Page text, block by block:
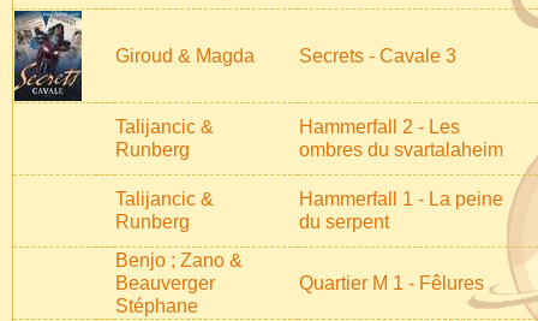
Giroud & Magda Secrets - Cavale 3
Talijancic &
Runberg
Hammerfall 2 - Les
ombres du svartalaheim
Talijancic &
Runberg
Hammerfall 1 - La peine
du serpent
Benjo ; Zano &
Beauverger
Stéphane
Quartier M 1 - Fêlures